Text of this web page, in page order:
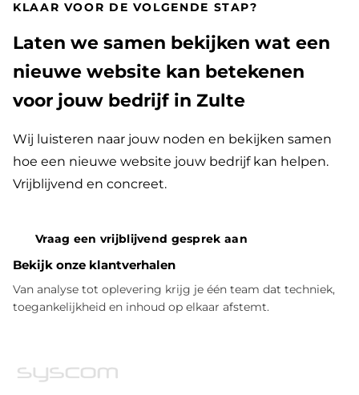
KLAAR VOOR DE VOLGENDE STAP?
Laten we samen bekijken wat een
nieuwe website kan betekenen
voor jouw bedrijf in Zulte
Wij luisteren naar jouw noden en bekijken samen
hoe een nieuwe website jouw bedrijf kan helpen.
Vrijblijvend en concreet.
Vraag een vrijblijvend gesprek aan
Bekijk onze klantverhalen
Van analyse tot oplevering krijg je één team dat techniek,
toegankelijkheid en inhoud op elkaar afstemt.